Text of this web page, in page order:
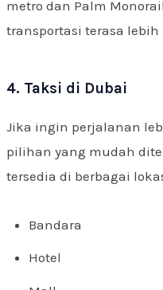
metro dan Palm
transportasi terasa lebih
4. Taksi di Dubai
Jika ingin perjalanan
pilihan yang mudah
tersedia di berbagai
Bandara
Hotel